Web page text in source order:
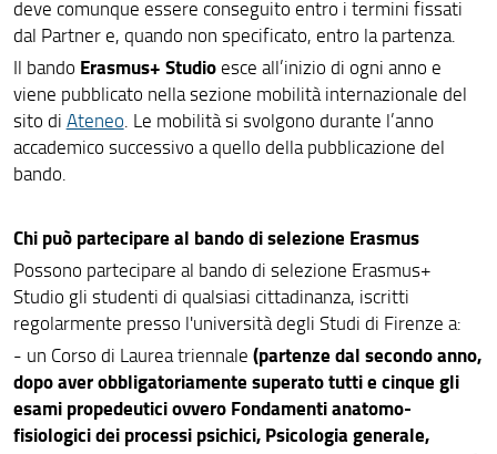
deve comunque essere conseguito entro i termini fissati
dal Partner e, quando non specificato, entro la partenza.
Il bando Erasmus+ Studioesce all’inizio di ogni anno e
viene pubblicato nella sezione mobilità internazionale del
sito di Ateneo. Le mobilità si svolgono durante l’anno
accademico successivo a quello della pubblicazione del
bando.
Chi può partecipare al bando di selezione Erasmus
Possono partecipare al bando di selezione Erasmus+
Studio gli studenti di qualsiasi cittadinanza, iscritti
regolarmente presso l'università degli Studi di Firenze a:
- un Corso di Laurea triennale (partenze dal secondo anno,
dopo aver obbligatoriamente superato tutti e cinque gli
esami propedeutici ovvero Fondamenti anatomo-
fisiologici dei processi psichici, Psicologia generale,